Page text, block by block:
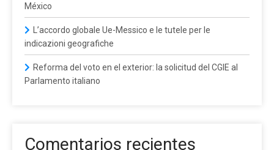
México
L’accordo globale Ue-Messico e le tutele per le
indicazioni geografiche
Reforma del voto en el exterior: la solicitud del CGIE al
Parlamento italiano
Comentarios recientes